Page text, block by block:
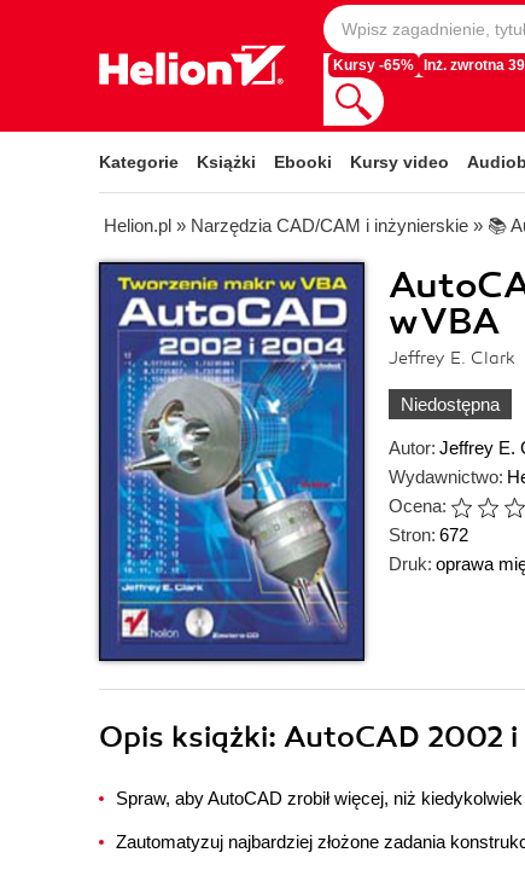
Kursy -65% Inż. zwrotna
Kategorie Książki Ebooki Kursy video
Helion.pl » Narzędzia CAD/CAM i inżynierskie » 📚
w VBA
Jeffrey E. Clark
Niedostępna
Autor: Jeffrey E.
Wydawnictwo:
Ocena:
Stron: 672
Druk: oprawa
Opis książki: AutoCAD 2002 i
Spraw, aby AutoCAD zrobił więcej, niż
Zautomatyzuj najbardziej złożone zadania